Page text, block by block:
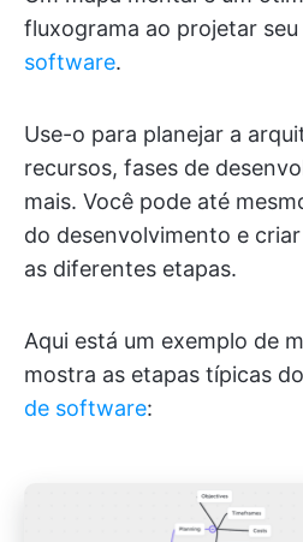
fluxograma ao projetar seu
software.
Use-o para planejar a
recursos, fases de
mais. Você pode até
do desenvolvimento e
as diferentes etapas.
Aqui está um exemplo de
mostra as etapas típicas do
de software: